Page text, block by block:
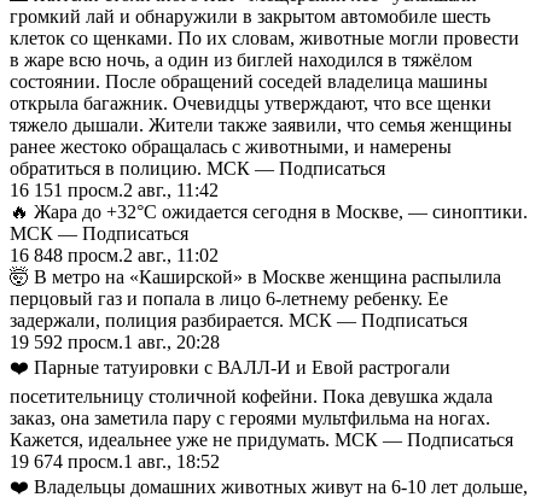
громкий лай и обнаружили в закрытом автомобиле шесть
клеток со щенками. По их словам, животные могли провести
в жаре всю ночь, а один из биглей находился в тяжёлом
состоянии. После обращений соседей владелица машины
открыла багажник. Очевидцы утверждают, что все щенки
тяжело дышали. Жители также заявили, что семья женщины
ранее жестоко обращалась с животными, и намерены
обратиться в полицию. МСК — Подписаться
16 151 просм.2 авг., 11:42
🔥 Жара до +32°C ожидается сегодня в Москве, — синоптики.
МСК — Подписаться
16 848 просм.2 авг., 11:02
🤯 В метро на «Каширской» в Москве женщина распылила
перцовый газ и попала в лицо 6-летнему ребенку. Ее
задержали, полиция разбирается. МСК — Подписаться
19 592 просм.1 авг., 20:28
❤️ Парные татуировки с ВАЛЛ-И и Евой растрогали
посетительницу столичной кофейни. Пока девушка ждала
заказ, она заметила пару с героями мультфильма на ногах.
Кажется, идеальнее уже не придумать. МСК — Подписаться
19 674 просм.1 авг., 18:52
❤️ Владельцы домашних животных живут на 6-10 лет дольше,